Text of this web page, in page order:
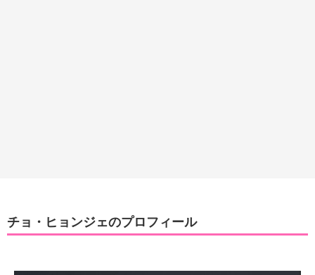
チョ・ヒョンジェのプロフィール